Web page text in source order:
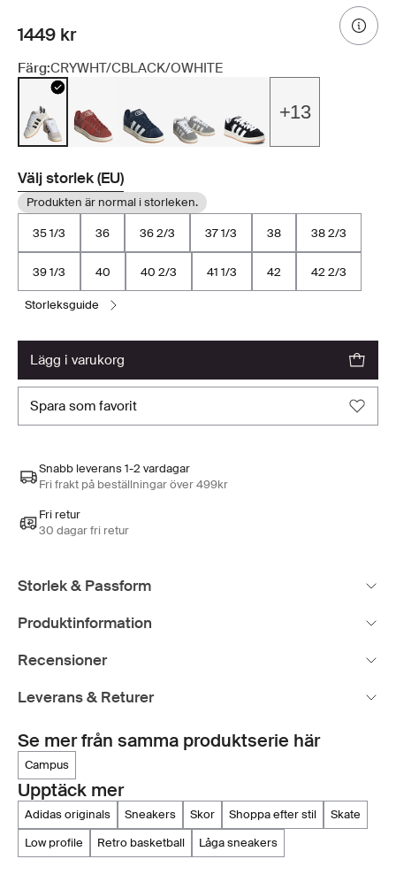
1449 kr
Färg:CRYWHT/CBLACK/OWHITE
+13
Välj storlek (EU)
Produkten är normal i storleken.
35 1/3 36 36 2/3 37 1/3 38 38 2/3
39 1/3 40 40 2/3 41 1/3 42 42 2/3
storleksguide
lägg i varukorg
spara som favorit
Snabb leverans 1-2 vardagar
Fri frakt på beställningar över 499kr
Fri retur
30 dagar fri retur
Storlek & Passform
Produktinformation
Recensioner
Leverans & Returer
Se mer från samma produktserie här
campus
Upptäck mer
adidas originals sneakers skor shoppa efter stil
skate
low profile
retro basketball låga sneakers